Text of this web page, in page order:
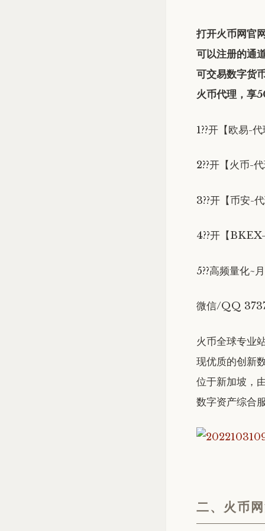
打开火币网官
可以注册的通
可交易数字货
火币代理，享
1??开【欧易-
2??开【火币-
3??开【币安-
4??开【
5??高频量化~
微信/QQ
火币全球专业
现优质的创新
位于新加坡，
数字资产综合
二、火币